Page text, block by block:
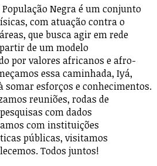
Negra é um conjunto
com atuação contra o
que busca agir em rede
de um modelo
por valores africanos e afro-
essa caminhada, Iyá,
somar esforços e conhecimentos.
reuniões, rodas de
com dados
com instituições
públicas, visitamos
Todos juntos!